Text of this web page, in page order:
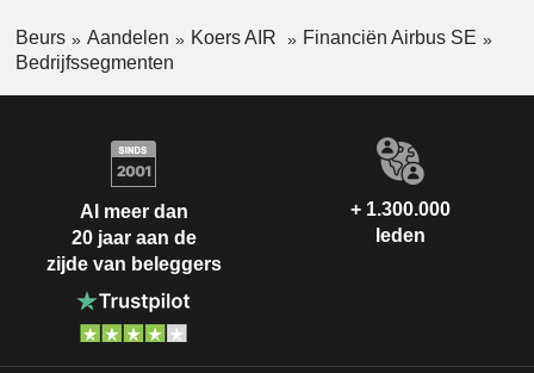
Beurs Aandelen Koers AIR
Financiën Airbus SE
Bedrijfssegmenten
Al meer dan
20 jaar aan de
zijde van beleggers
+ 1.300.000
leden